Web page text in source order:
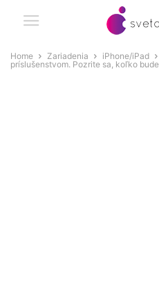
Home Zariadenia iPhone/iPad
príslušenstvom. Pozrite sa, koľko